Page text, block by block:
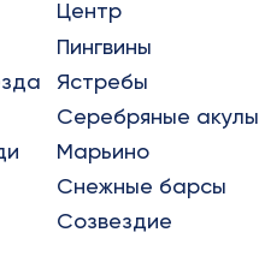
Центр
Пингвины
Ястребы
Серебряные акулы
Марьино
Снежные барсы
Созвездие